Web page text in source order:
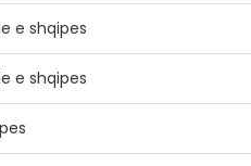
e shqipes
e shqipes